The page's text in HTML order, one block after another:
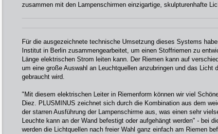
zusammen mit den Lampenschirmen einzigartige, skulpturenhafte
Für die ausgezeichnete technische Umsetzung dieses Systems
Institut in Berlin zusammengearbeitet, um einen Stoffriemen zu
Länge elektrischen Strom leiten kann. Der Riemen kann auf
um eine große Auswahl an Leuchtquellen anzubringen und das Licht
gebraucht wird.
"Mit diesem elektrischen Leiter in Riemenform können wir viel
Diez. PLUSMINUS zeichnet sich durch die Kombination aus dem
der starren Ausführung der Lampenschirme aus, was einen sehr
Leuchte kann an der Wand befestigt oder aufgehängt werden" - bei
werden die Lichtquellen nach freier Wahl ganz einfach am Riemen